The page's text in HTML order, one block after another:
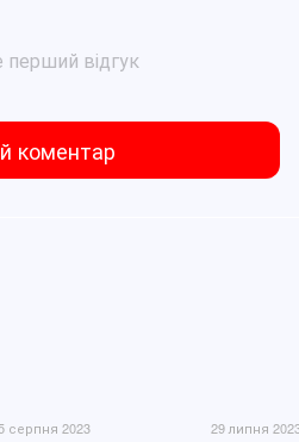
перший відгук
коментар
серпня 2023 29 липня